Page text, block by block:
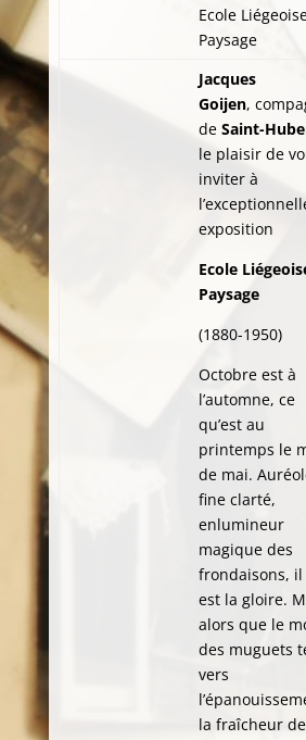
Ecole
Paysage
Jacques
Goijen,
de Saint-
le plaisir de
inviter à
exposition
Ecole
Paysage
(1880-1950)
Octobre est à
l’automne, ce
qu’est au
printemps le
de mai.
fine clarté,
enlumineur
magique des
frondaisons, il
est la gloire.
alors que le
des muguets
vers
la fraîcheur de